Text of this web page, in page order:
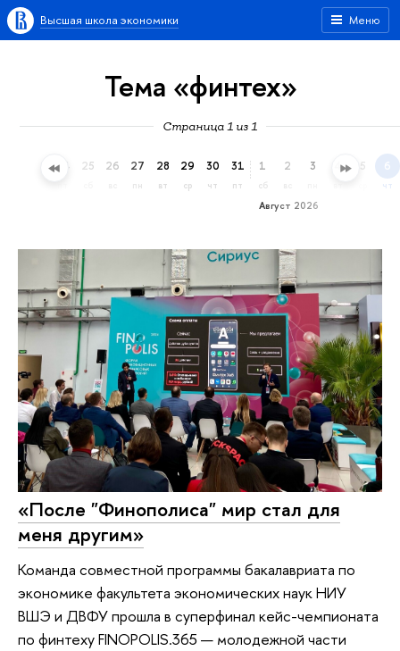
Меню
Высшая школа экономики
Тема «финтех»
Страница 1 из 1
24 25 26 27
пн
28
вт
29
ср
30
чт
31
пт
Август 2026
1
сб
2 3 4 5 6
чт
«После "Финополиса" мир стал для
меня другим»
Команда совместной программы бакалавриата по
экономике факультета экономических наук НИУ
ВШЭ и ДВФУ прошла в суперфинал кейс-чемпионата
по финтеху FINOPOLIS.365 — молодежной части